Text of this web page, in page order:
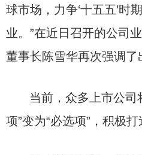
球市场，力争‘十五五’时
业。”在近日召开的公司
董事长陈雪华再次强调了
当前，众多上市公司
项”变为“必选项”，积极打